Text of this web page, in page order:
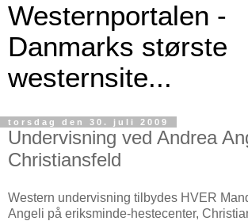
Westernportalen -
Danmarks største
westernsite...
torsdag den 30. juli 2009
Undervisning ved Andrea
Christiansfeld
Western undervisning tilbydes HVER
Angeli på eriksminde-hestecenter,